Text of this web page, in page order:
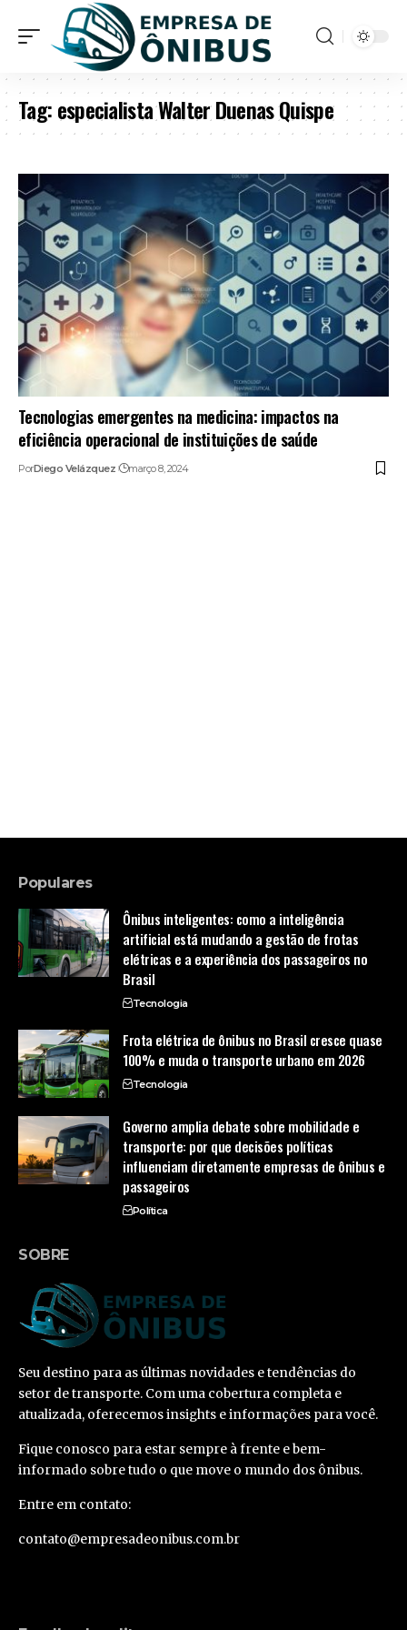
Tag:especialista Walter Duenas Quispe
Tecnologias emergentes na medicina: impactos na
eficiência operacional de instituições de saúde
PorDiego Velázquez março 8, 2024
Populares
Ônibus inteligentes: como a inteligência
artificial está mudando a gestão de frotas
elétricas e a experiência dos passageiros no
Brasil
Tecnologia
Frota elétrica de ônibus no Brasil cresce quase
100% e muda o transporte urbano em 2026
Tecnologia
Governo amplia debate sobre mobilidade e
transporte: por que decisões políticas
influenciam diretamente empresas de ônibus e
passageiros
Política
SOBRE
Seu destino para as últimas novidades e tendências do
setor de transporte. Com uma cobertura completa e
atualizada, oferecemos insights e informações para você.
Fique conosco para estar sempre à frente e bem-
informado sobre tudo o que move o mundo dos ônibus.
Entre em contato:
contato@empresadeonibus.com.br